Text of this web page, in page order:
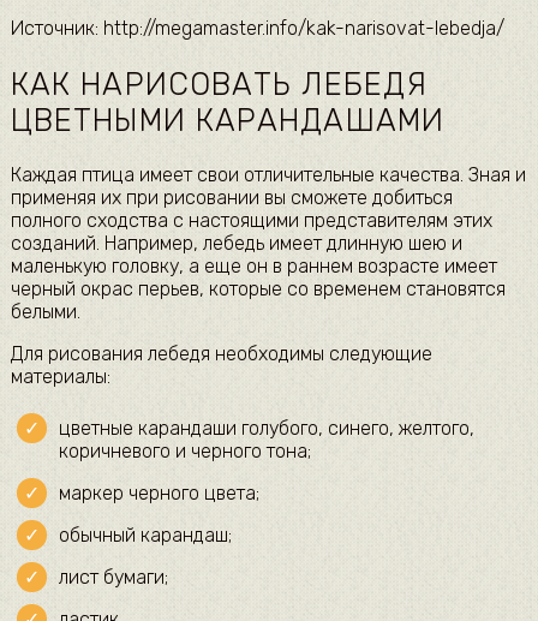
Источник: http://megamaster.info/kak-narisovat-lebedja/
КАК НАРИСОВАТЬ ЛЕБЕДЯ
ЦВЕТНЫМИ КАРАНДАШАМИ
Каждая птица имеет свои отличительные качества. Зная и
применяя их при рисовании вы сможете добиться
полного сходства с настоящими представителям этих
созданий. Например, лебедь имеет длинную шею и
маленькую головку, а еще он в раннем возрасте имеет
черный окрас перьев, которые со временем становятся
белыми.
Для рисования лебедя необходимы следующие
материалы:
цветные карандаши голубого, синего, желтого,
коричневого и черного тона;
маркер черного цвета;
обычный карандаш;
лист бумаги;